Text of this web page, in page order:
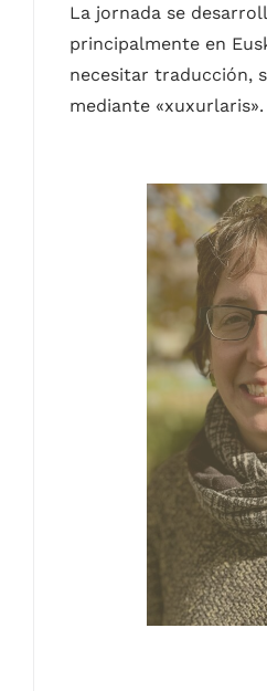
La jornada se
principalmente en
necesitar traducción,
mediante «xuxurlaris».